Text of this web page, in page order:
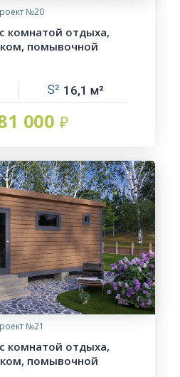
№20
комнатой отдыха,
помывочной
16,1
000
№21
комнатой отдыха,
помывочной